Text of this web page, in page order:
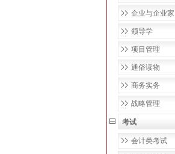
企业与企业家
领导学
项目管理
通俗读物
商务实务
战略管理
考试
会计类考试